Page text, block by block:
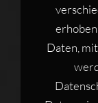
Daten,